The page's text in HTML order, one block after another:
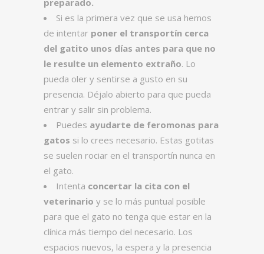
preparado.
Si es la primera vez que se usa hemos
de intentar poner el transportín cerca
del gatito unos días antes para que no
le resulte un elemento extraño. Lo
pueda oler y sentirse a gusto en su
presencia. Déjalo abierto para que pueda
entrar y salir sin problema.
Puedes ayudarte de feromonas para
gatos si lo crees necesario. Estas gotitas
se suelen rociar en el transportín nunca en
el gato.
Intenta concertar la cita con el
veterinario y se lo más puntual posible
para que el gato no tenga que estar en la
clínica más tiempo del necesario. Los
espacios nuevos, la espera y la presencia